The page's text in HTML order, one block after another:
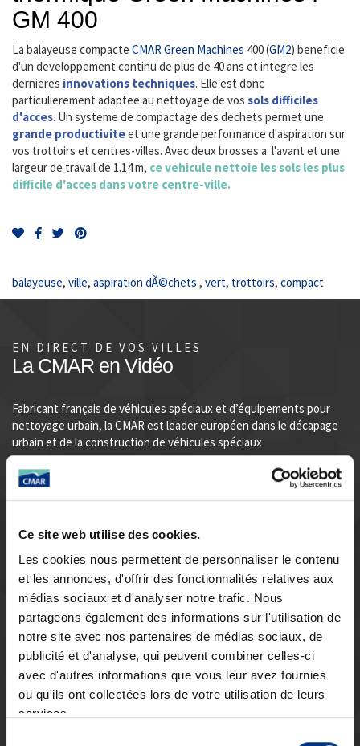
Ce site web utilise des cookies.
Les cookies nous permettent de personnaliser le contenu
et les annonces, d'offrir des fonctionnalités relatives aux
médias sociaux et d'analyser notre trafic. Nous
partageons également des informations sur l'utilisation de
notre site avec nos partenaires de médias sociaux, de
publicité et d'analyse, qui peuvent combiner celles-ci
avec d'autres informations que vous leur avez fournies
ou qu'ils ont collectées lors de votre utilisation de leurs
services.
GM 400
La balayeuse compacte CMARGreen Machines 400 (GM2) beneficie
d'un developpement continu de plus de 40 ans et integre les
dernieres innovations techniques. Elle est donc
particulierement adaptee au nettoyage de vos sols difficiles
d'acces. Un systeme de compactage des dechets permet une
grande productiviteet une grande performance d'aspiration sur
vos trottoirs et centres-villes. Avec deux brosses a l'avant et une
largeur de travail de 1.14 m, ce vehicule nettoie les sols les plus
difficile d'acces dans votre centre-ville.
balayeuse, ville, aspiration dÃ©chets , vert, trottoirs, compact
EN DIRECT DE VOS VILLES
La CMAR en Vidéo
Fabricant français de véhicules spéciaux et d’équipements pour
nettoyage urbain, la CMAR est leader européen dans le décapage
urbain et de la construction de véhicules spéciaux
En quête constante de qualité, la CMAR recherche, innove et
modernise ses équipements en fonction des évolutions urbaines.
CMAR est certifié ISO 9001 depuis 2008 et possède son propre